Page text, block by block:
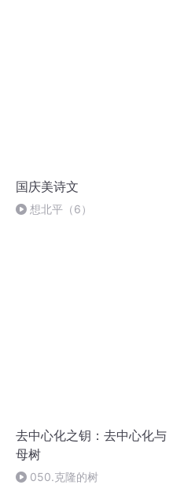
国庆美诗文
想北平（6）
去中心化之钥：去中心化与
母树
050.克隆的树